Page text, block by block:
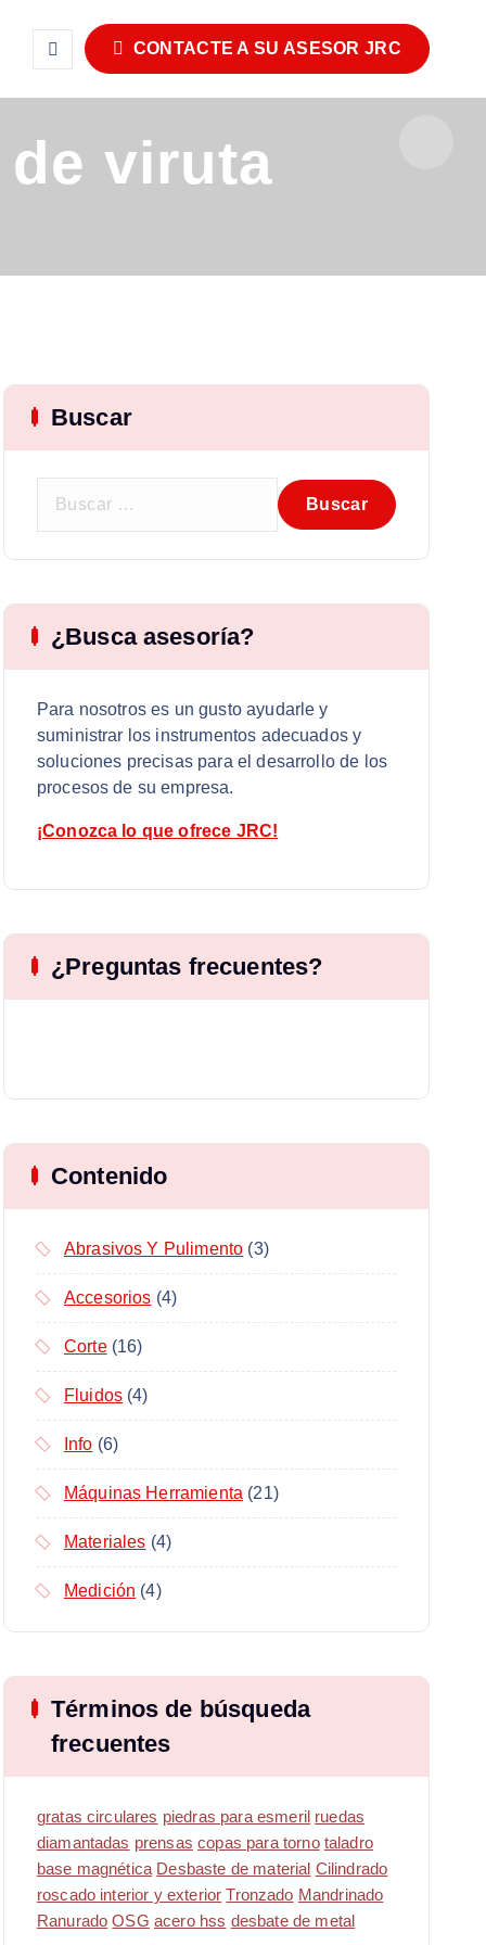
CONTACTE A SU ASESOR JRC
viruta
Buscar
:
¿Busca asesoría?
Para nosotros es un gusto ayudarle y
suministrar los instrumentos adecuados y
soluciones precisas para el desarrollo de los
procesos de su empresa.
¡Conozca lo que ofrece JRC!
¿Preguntas frecuentes?
Contenido
Abrasivos Y Pulimento (3)
Accesorios (4)
Corte(16)
Fluidos (4)
Info (6)
Máquinas Herramienta (21)
Materiales (4)
Medición (4)
Términos de búsqueda
frecuentes
gratas circulares piedras para esmeril ruedas
diamantadas prensas copas para torno taladro
base magnética Desbaste de material Cilindrado
roscado interior y exterior Tronzado Mandrinado
Ranurado OSG acero hss desbate de metal